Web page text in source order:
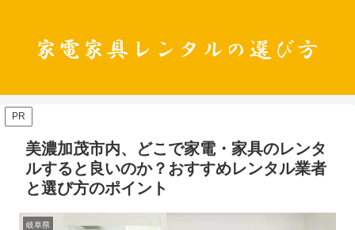
PR
美濃加茂市内、どこで家電・家具のレンタ
ルすると良いのか？おすすめレンタル業者
と選び方のポイント
岐阜県